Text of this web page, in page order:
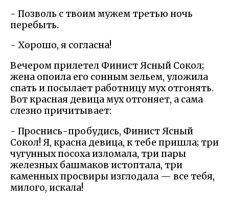
- Позволь с твоим мужем третью ночь
перебыть.
- Хорошо, я согласна!
Вечером прилетел Финист Ясный Сокол;
жена опоила его сонным зельем, уложила
спать и посылает работницу мух отгонять.
Вот красная девица мух отгоняет, а сама
слезно причитывает:
- Проснись-пробудись, Финист Ясный
Сокол! Я, красна девица, к тебе пришла; три
чугунных посоха изломала, три пары
железных башмаков истоптала, три
каменных просвиры изглодала — все тебя,
милого, искала!